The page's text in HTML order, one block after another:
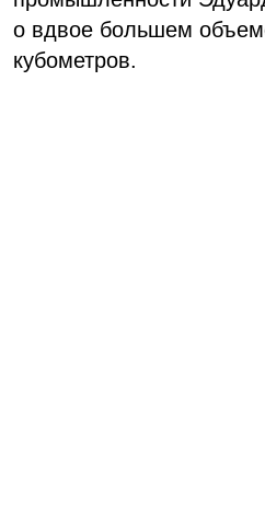
о вдвое большем
кубометров.